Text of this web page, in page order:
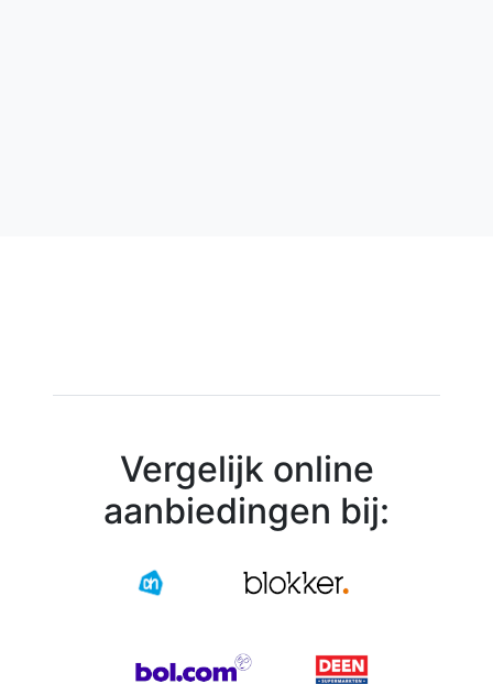
Vergelijk online
aanbiedingen bij: